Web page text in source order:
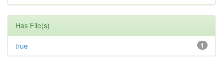
Has File(s)
1
true